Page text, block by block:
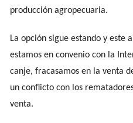
producción agropecuaria.
La opción sigue estando y este
estamos en convenio con la
canje, fracasamos en la venta
un conflicto con los
venta.